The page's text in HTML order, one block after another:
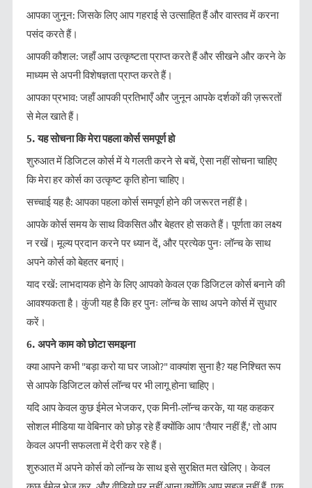
आपका जुनून: जिसके लिए आप गहराई से उत्साहित हैं और वास्तव में करना
पसंद करते हैं।
आपकी कौशल: जहाँ आप उत्कृष्टता प्राप्त करते हैं और सीखने और करने के
माध्यम से अपनी विशेषज्ञता प्राप्त करते हैं।
आपका प्रभाव: जहाँ आपकी प्रतिभाएँ और जुनून आपके दर्शकों की ज़रूरतों
से मेल खाते हैं।
5.यहसोचनाकिमेरापहलाकोर्ससमपूर्णहो
शुरुआत में डिजिटल कोर्स में ये गलती करने से बचें, ऐसा नहीं सोचना चाहिए
कि मेरा हर कोर्स का उत्कृष्ट कृति होना चाहिए।
सच्चाई यह है: आपका पहला कोर्स समपूर्ण होने की जरूरत नहीं है।
आपके कोर्स समय के साथ विकसित और बेहतर हो सकते हैं। पूर्णता का लक्ष्य
न रखें। मूल्य प्रदान करने पर ध्यान दें, और प्रत्येक पुनः लॉन्च के साथ
अपने कोर्स को बेहतर बनाएं।
याद रखें: लाभदायक होने के लिए आपको केवल एक डिजिटल कोर्स बनाने की
आवश्यकता है। कुंजी यह है कि हर पुनः लॉन्च के साथ अपने कोर्स में सुधार
करें।
6. अपनेकामकोछोटासमझना
क्या आपने कभी "बड़ा करो या घर जाओ?" वाक्यांश सुना है? यह निश्चित रूप
से आपके डिजिटल कोर्स लॉन्च पर भी लागू होना चाहिए।
यदि आप केवल कुछ ईमेल भेजकर, एक मिनी-लॉन्च करके, या यह कहकर
सोशल मीडिया या वेबिनार को छोड़ रहे हैं क्योंकि आप 'तैयार नहीं हैं,' तो आप
केवल अपनी सफलता में देरी कर रहे हैं।
शुरुआत में अपने कोर्स को लॉन्च के साथ इसे सुरक्षित मत खेलिए। केवल